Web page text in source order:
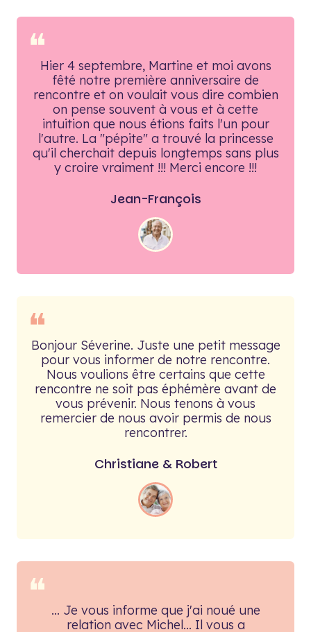
❝Hier 4 septembre, Martine et moi avons
fêté notre première anniversaire de
rencontre et on voulait vous dire combien
on pense souvent à vous et à cette
intuition que nous étions faits l'un pour
l'autre. La "pépite" a trouvé la princesse
qu'il cherchait depuis longtemps sans plus
y croire vraiment !!! Merci encore !!!
Jean-François
❝
Bonjour Séverine. Juste une petit message
pour vous informer de notre rencontre.
Nous voulions être certains que cette
rencontre ne soit pas éphémère avant de
vous prévenir. Nous tenons à vous
remercier de nous avoir permis de nous
rencontrer.
Christiane & Robert
❝ ... Je vous informe que j'ai noué une
relation avec Michel... Il vous a